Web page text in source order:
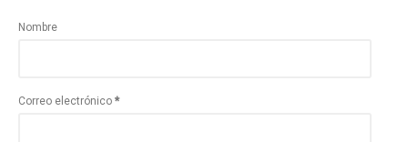
Nombre
Correo electrónico *